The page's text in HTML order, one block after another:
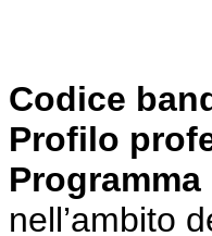
Codice
Profilo
nell’ambito